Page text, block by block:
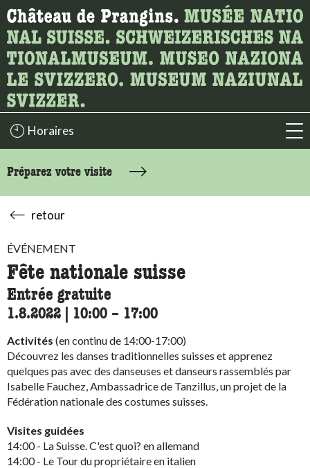
Recherche
Ici, vous pouvez rechercher le contenu de la page.
Horaires
Préparez votre visite
retour
ÉVÉNEMENT
Fête nationale suisse
Entrée gratuite
1.8.2022 10:00 accessibility.time_to
– 17:00
Activités (en continu de 14:00-17:00)
Découvrez les danses traditionnelles suisses et apprenez
quelques pas avec des danseuses et danseurs rassemblés par
Isabelle Fauchez, Ambassadrice de Tanzillus, un projet de la
Fédération nationale des costumes suisses.
Visites guidées
14:00 - La Suisse. C'est quoi? en allemand
14:00 - Le Tour du propriétaire en italien